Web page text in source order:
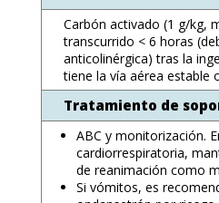
Carbón activado (1 g/kg,
transcurrido < 6 horas
anticolinérgica) tras la
tiene la vía aérea estable
Tratamiento de
ABC y monitorización.
cardiorrespiratoria,
de reanimación como
Si vómitos, es